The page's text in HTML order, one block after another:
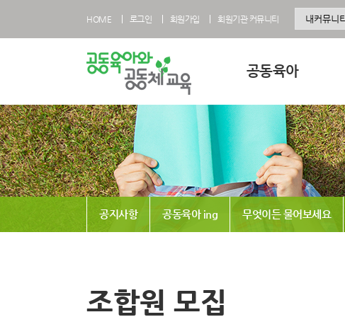
HOME 로그인 회원가입 회원기관 커뮤니티
공동육아
공동육아란
공동육아 영유아과정
공동육아 초등과정
공동육아사회적협동조합
전국공동육아현황
공지사항 공동육아 ing 무엇이든 물어보세요
조합원 모집